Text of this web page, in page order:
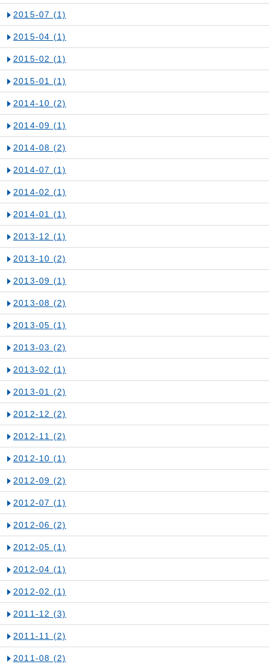
2015-07 (1)
2015-04 (1)
2015-02 (1)
2015-01 (1)
2014-10 (2)
2014-09 (1)
2014-08 (2)
2014-07 (1)
2014-02 (1)
2014-01 (1)
2013-12 (1)
2013-10 (2)
2013-09 (1)
2013-08 (2)
2013-05 (1)
2013-03 (2)
2013-02 (1)
2013-01 (2)
2012-12 (2)
2012-11 (2)
2012-10 (1)
2012-09 (2)
2012-07 (1)
2012-06 (2)
2012-05 (1)
2012-04 (1)
2012-02 (1)
2011-12 (3)
2011-11 (2)
2011-08 (2)